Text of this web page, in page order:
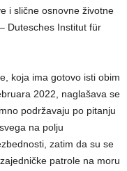
i slične osnovne životne
Dutesches Institut für
koja ima gotovo isti obim
2022, naglašava se
podržavaju po pitanju
na polju
zatim da su se
patrole na moru